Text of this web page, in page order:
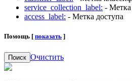
service_collection_label: - Метка
access_label: - Метка доступа
Помощь [ показать ]
Поиск Очистить